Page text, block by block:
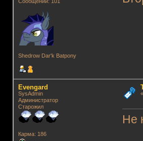
Shedrow Dar'k Batpony
Evengard
SysAdmin
Администратор
Старожил
Карма: 186
«
Не